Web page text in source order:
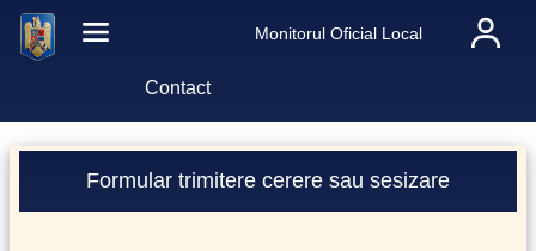
Monitorul Oficial Local
Contact
Formular trimitere cerere sau sesizare